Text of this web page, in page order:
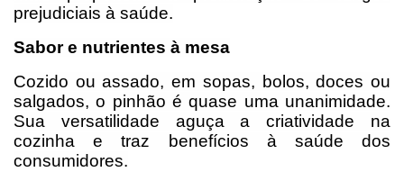
prejudiciais à saúde.
Sabor e nutrientes à mesa
Cozido ou assado, em sopas, bolos, doces ou
salgados, o pinhão é quase uma unanimidade.
Sua versatilidade aguça a criatividade na
cozinha e traz benefícios à saúde dos
consumidores.